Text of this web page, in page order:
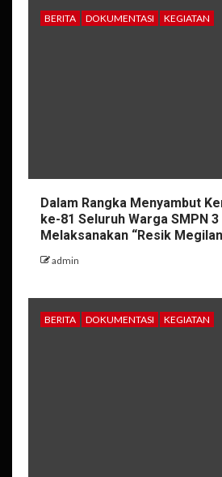
BERITA DOKUMENTASI KEGIATAN
Dalam Rangka Menyambut
ke-81 Seluruh Warga SMPN
Melaksanakan “Resik
admin
BERITA DOKUMENTASI KEGIATAN